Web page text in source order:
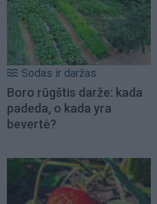
Sodas ir daržas
Boro rūgštis darže: kada
padeda, o kada yra
bevertė?